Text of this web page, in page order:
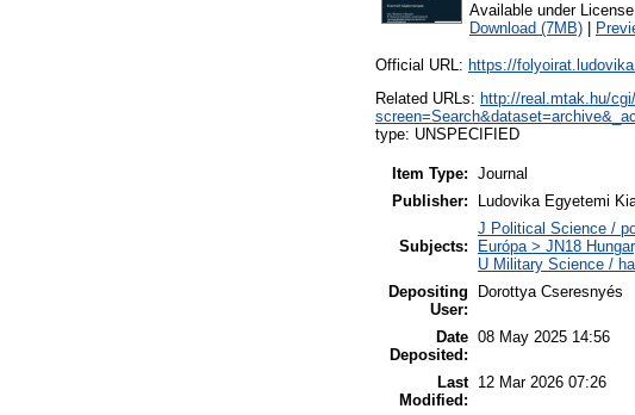
Available under License
Download (7MB)
Official URL: https://
Related URLs: http://real.mtak.hu/
type: UNSPECIFIED
Item Type: Journal
Publisher:
Ludovika Egyetemi
Subjects:
J Political Science /
Európa > JN18
U Military Science /
Depositing
User:
Dorottya Cseresnyés
Date
Deposited:
08 May 2025 14:56
Last
Modified:
12 Mar 2026 07:26